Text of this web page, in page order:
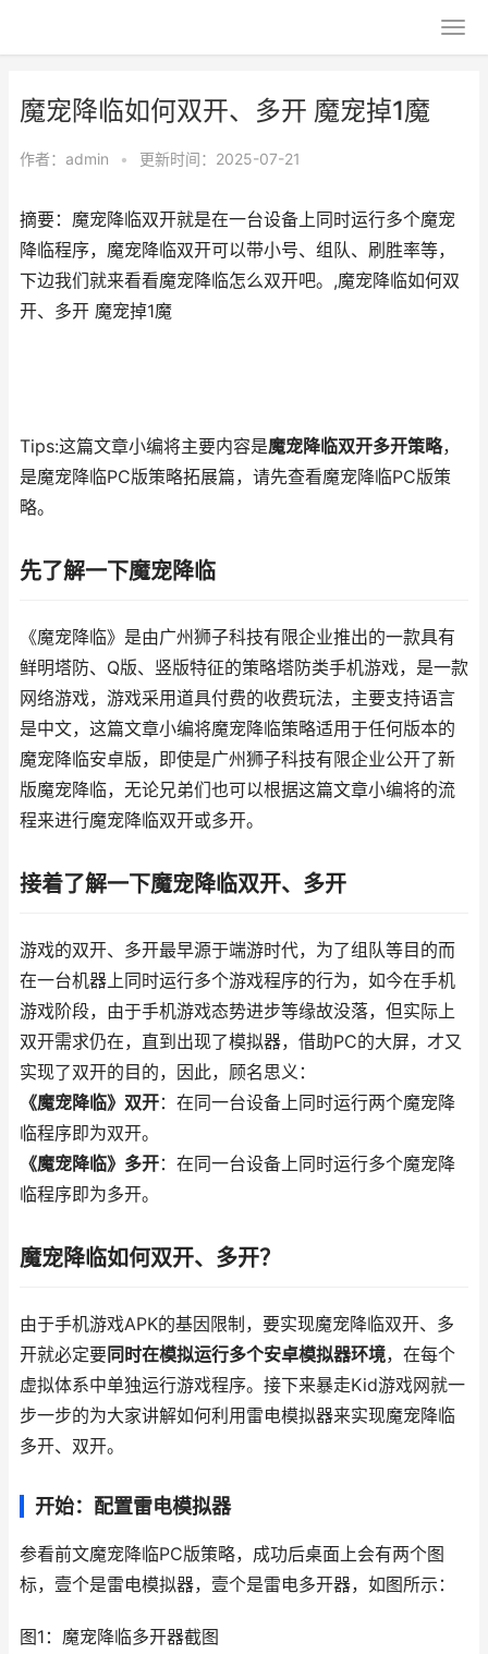
魔宠降临如何双开、多开 魔宠掉1魔
作者： admin • 更新时间：2025-07-21
摘要：魔宠降临双开就是在一台设备上同时运行多个魔宠
降临程序，魔宠降临双开可以带小号、组队、刷胜率等，
下边我们就来看看魔宠降临怎么双开吧。,魔宠降临如何双
开、多开 魔宠掉1魔
Tips:这篇文章小编将主要内容是魔宠降临双开多开策略，
是魔宠降临PC版策略拓展篇，请先查看魔宠降临PC版策
略。
先了解一下魔宠降临
《魔宠降临》是由广州狮子科技有限企业推出的一款具有
鲜明塔防、Q版、竖版特征的策略塔防类手机游戏，是一款
网络游戏，游戏采用道具付费的收费玩法，主要支持语言
是中文，这篇文章小编将魔宠降临策略适用于任何版本的
魔宠降临安卓版，即使是广州狮子科技有限企业公开了新
版魔宠降临，无论兄弟们也可以根据这篇文章小编将的流
程来进行魔宠降临双开或多开。
接着了解一下魔宠降临双开、多开
游戏的双开、多开最早源于端游时代，为了组队等目的而
在一台机器上同时运行多个游戏程序的行为，如今在手机
游戏阶段，由于手机游戏态势进步等缘故没落，但实际上
双开需求仍在，直到出现了模拟器，借助PC的大屏，才又
实现了双开的目的，因此，顾名思义：
《魔宠降临》双开：在同一台设备上同时运行两个魔宠降
临程序即为双开。
《魔宠降临》多开：在同一台设备上同时运行多个魔宠降
临程序即为多开。
魔宠降临如何双开、多开？
由于手机游戏APK的基因限制，要实现魔宠降临双开、多
开就必定要同时在模拟运行多个安卓模拟器环境，在每个
虚拟体系中单独运行游戏程序。接下来暴走Kid游戏网就一
步一步的为大家讲解如何利用雷电模拟器来实现魔宠降临
多开、双开。
开始：配置雷电模拟器
参看前文魔宠降临PC版策略，成功后桌面上会有两个图
标，壹个是雷电模拟器，壹个是雷电多开器，如图所示：
图1：魔宠降临多开器截图